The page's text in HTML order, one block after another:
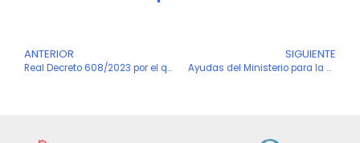
Ant
ANTERIOR
Real Decreto 608/2023 por el que se desarrolla el Mecanismo RED de Flexibilidad y Estabilización del Empleo
SIGUIENTE
Ayudas del Ministerio para la creación de cátedras universidad-empresa (Cátedras Chip)